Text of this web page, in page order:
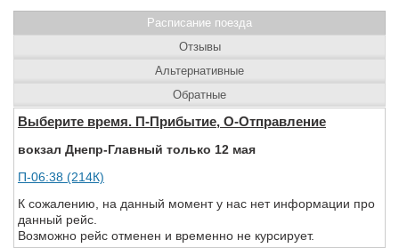
Расписание поезда
Выберите время. П-Прибытие, О-Отправление
вокзал Днепр-Главный только 12 мая
П-06:38 (214К)
К сожалению, на данный момент у нас нет информации про
данный рейс.
Возможно рейс отменен и временно не курсирует.
Отзывы
Альтернативные
Обратные